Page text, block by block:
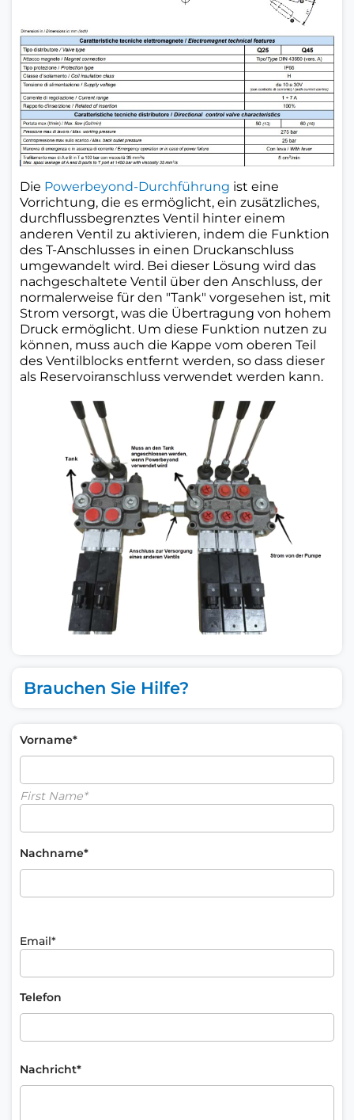
Die Powerbeyond-Durchführung ist eine
Vorrichtung, die es ermöglicht, ein zusätzliches,
durchflussbegrenztes Ventil hinter einem
anderen Ventil zu aktivieren, indem die Funktion
des T-Anschlusses in einen Druckanschluss
umgewandelt wird. Bei dieser Lösung wird das
nachgeschaltete Ventil über den Anschluss, der
normalerweise für den "Tank" vorgesehen ist, mit
Strom versorgt, was die Übertragung von hohem
Druck ermöglicht. Um diese Funktion nutzen zu
können, muss auch die Kappe vom oberen Teil
des Ventilblocks entfernt werden, so dass dieser
als Reservoiranschluss verwendet werden kann.
Brauchen Sie Hilfe?
Vorname*
First Name*
Nachname*
Email*
Telefon
Nachricht*